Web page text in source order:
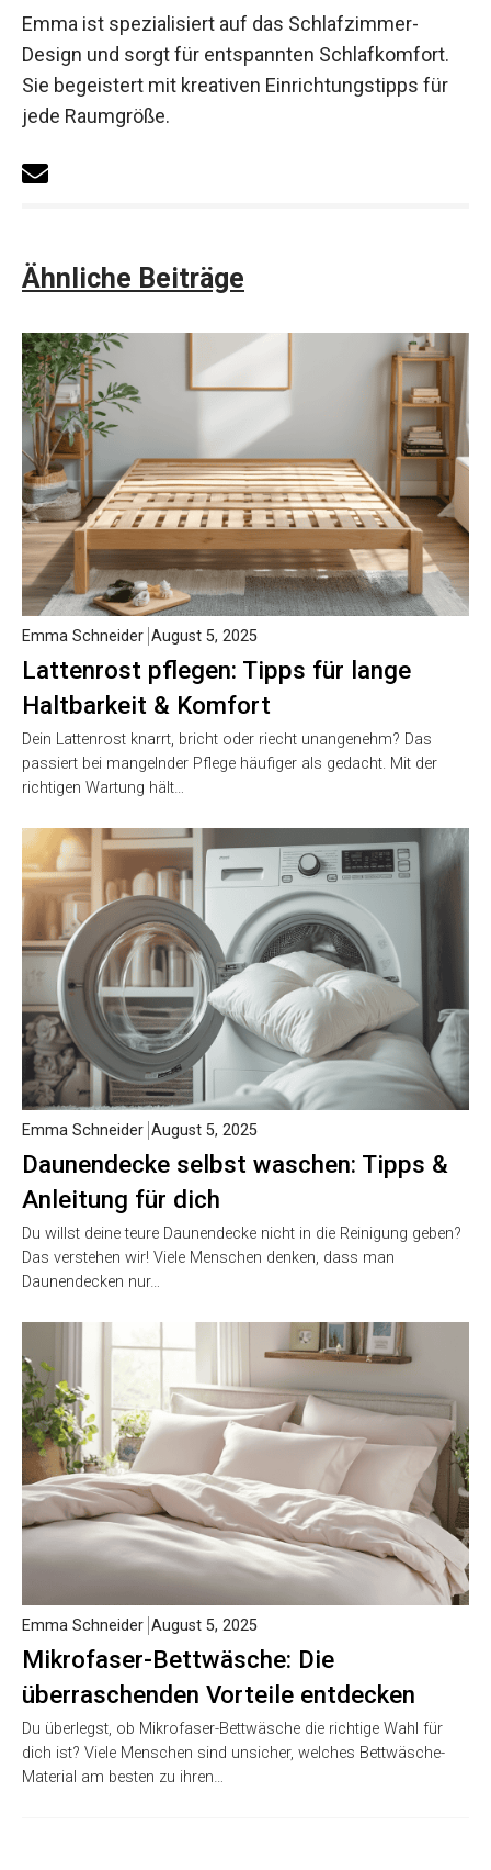
Emma ist spezialisiert auf das Schlafzimmer-
Design und sorgt für entspannten Schlafkomfort.
Sie begeistert mit kreativen Einrichtungstipps für
jede Raumgröße.
Ähnliche Beiträge
Lattenrost pflegen: Tipps für lange
Haltbarkeit & Komfort
Emma Schneider August 5, 2025
Dein Lattenrost knarrt, bricht oder riecht unangenehm? Das
passiert bei mangelnder Pflege häufiger als gedacht. Mit der
richtigen Wartung hält…
Daunendecke selbst waschen: Tipps &
Anleitung für dich
Emma Schneider August 5, 2025
Du willst deine teure Daunendecke nicht in die Reinigung geben?
Das verstehen wir! Viele Menschen denken, dass man
Daunendecken nur…
Mikrofaser-Bettwäsche: Die
überraschenden Vorteile entdecken
Emma Schneider August 5, 2025
Du überlegst, ob Mikrofaser-Bettwäsche die richtige Wahl für
dich ist? Viele Menschen sind unsicher, welches Bettwäsche-
Material am besten zu ihren…